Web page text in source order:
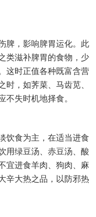
脾，影响脾胃运化。此
类滋补脾胃的食物，少
这时正值各种既富含营
时，如荠菜、马齿苋、
不失时机地择食。
饮食为主，在适当进食
用绿豆汤、赤豆汤、酸
宜进食羊肉、狗肉、麻
辛大热之品，以防邪热